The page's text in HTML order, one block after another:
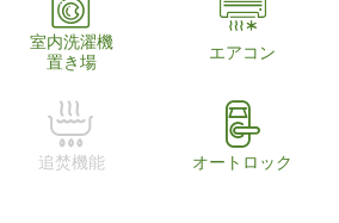
室内洗濯機
置き場
エアコン
追焚機能 オートロック